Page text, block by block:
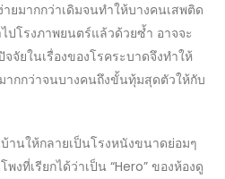
ยมากกว่าเดิมจนทำให้บางคนเสพติด
ปโรงภาพยนตร์แล้วด้วยซ้ำ อาจจะ
จัยในเรื่องของโรคระบาดจึงทำให้
ากกว่าจนบางคนถึงขั้นทุ้มสุดตัวให้กับ
านให้กลายเป็นโรงหนังขนาดย่อมๆ
งที่เรียกได้ว่าเป็น “Hero” ของห้องดู